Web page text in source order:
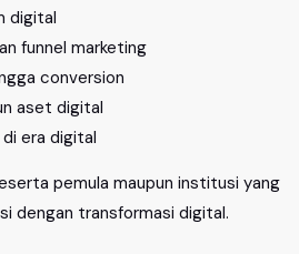
digital
funnel marketing
conversion
aset digital
era digital
pemula maupun institusi yang
dengan transformasi digital.